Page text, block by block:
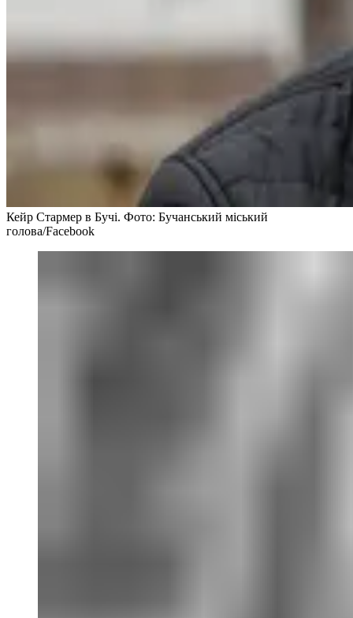
Кейр Стармер в Бучі. Фото: Бучанський міський
голова/Facebook